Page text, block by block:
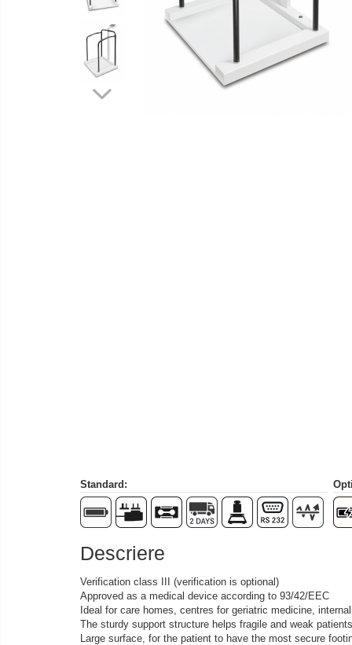
Cantare de numarare
Cantare de podea
Cantare drive-through
Cantare pentru paleti
Punti de cantarire
Set verificare minimal
Seturi de greutati
Software
Accesorii
Produse
Standard:
Descriere
Verification class III (verification is optional)
Approved as a medical device according to 93/42/EEC
Ideal for care homes, centres for geriatric medicine,
The sturdy support structure helps fragile and weak
Large surface, for the patient to have the most secure